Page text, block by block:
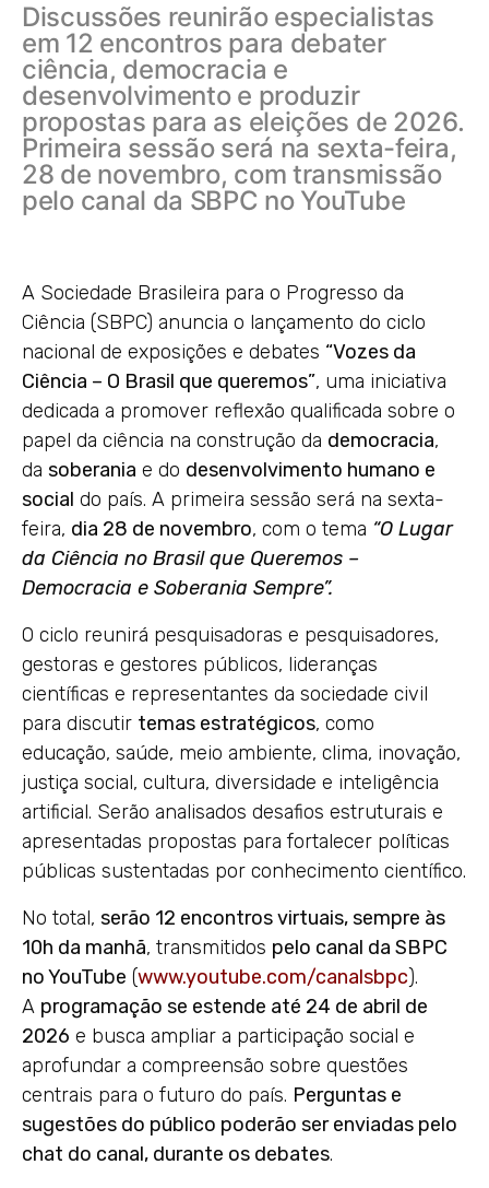
Discussões reunirão especialistas
em 12 encontros para debater
ciência, democracia e
desenvolvimento e produzir
propostas para as eleições de 2026.
Primeira sessão será na sexta-feira,
28 de novembro, com transmissão
pelo canal da SBPC no YouTube
A Sociedade Brasileira para o Progresso da
Ciência (SBPC) anuncia o lançamento do ciclo
nacional de exposições e debates “Vozes da
Ciência – O Brasil que queremos”, uma iniciativa
dedicada a promover reflexão qualificada sobre o
papel da ciência na construção da democracia,
da soberania e do desenvolvimento humano e
social do país. A primeira sessão será na sexta-
feira, dia 28 de novembro, com o tema “O Lugar
da Ciência no Brasil que Queremos –
Democracia e Soberania Sempre”.
O ciclo reunirá pesquisadoras e pesquisadores,
gestoras e gestores públicos, lideranças
científicas e representantes da sociedade civil
para discutir temas estratégicos, como
educação, saúde, meio ambiente, clima, inovação,
justiça social, cultura, diversidade e inteligência
artificial. Serão analisados desafios estruturais e
apresentadas propostas para fortalecer políticas
públicas sustentadas por conhecimento científico.
No total, serão 12 encontros virtuais, sempre às
10h da manhã, transmitidos pelo canal da SBPC
no YouTube (www.youtube.com/canalsbpc).
A programação se estende até 24 de abril de
2026 e busca ampliar a participação social e
aprofundar a compreensão sobre questões
centrais para o futuro do país. Perguntas e
sugestões do público poderão ser enviadas pelo
chat do canal, durante os debates.